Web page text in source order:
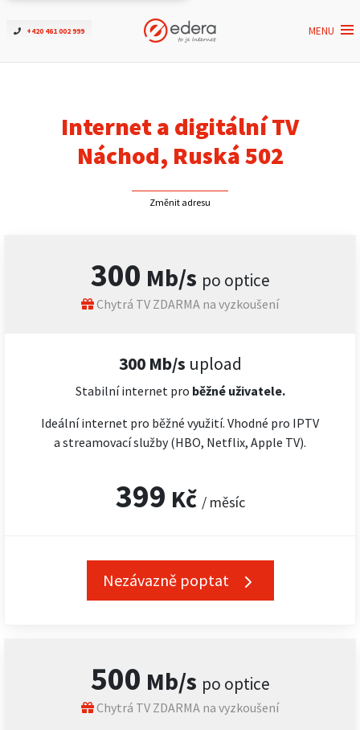
+420 461 002 999 MENU
Ověřit dostupnost
ČEZNET TV
Kontakt
Internet a digitální TV
Náchod, Ruská 502
Změnit adresu
300 Mb/s po optice
Chytrá TV ZDARMA na vyzkoušení
300 Mb/s upload
Stabilní internet pro běžné uživatele.
Ideální internet pro běžné využití. Vhodné pro IPTV
a streamovací služby (HBO, Netflix, Apple TV).
399 Kč / měsíc
Nezávazně poptat
500 Mb/s po optice
Chytrá TV ZDARMA na vyzkoušení